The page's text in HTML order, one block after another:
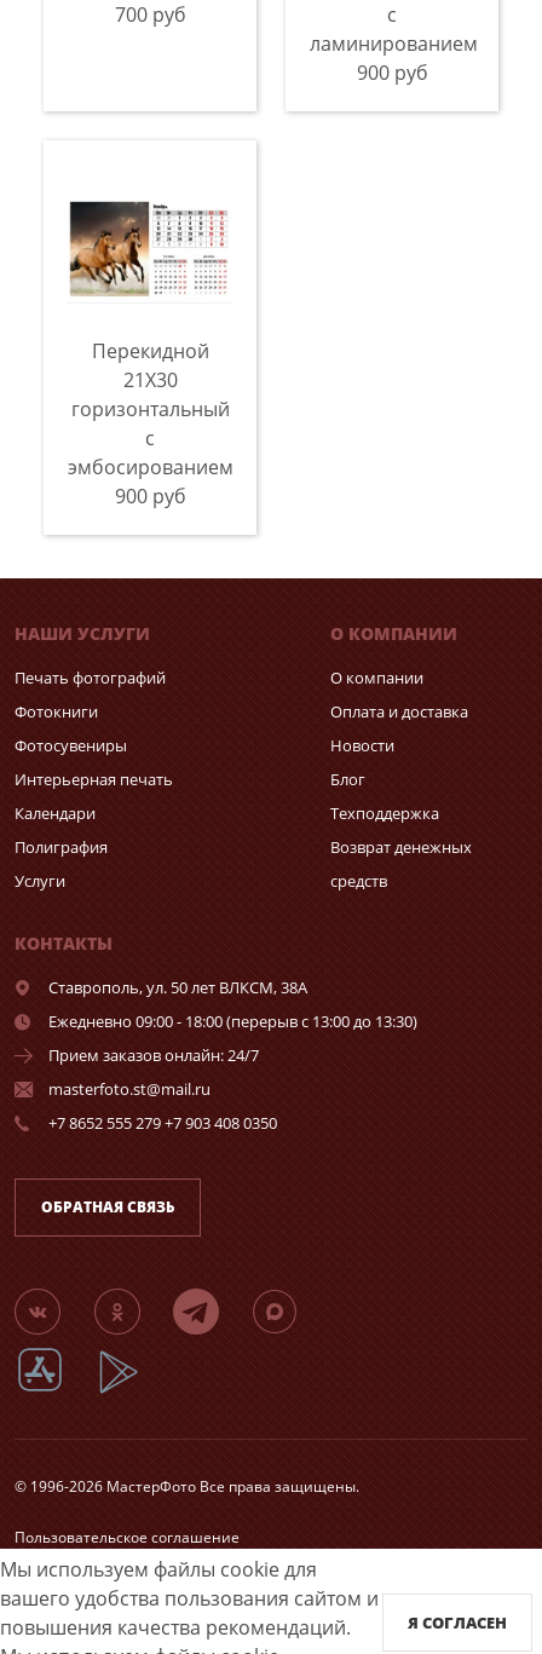
700 руб
с
ламинированием
900 руб
Перекидной
21X30
горизонтальный
с
эмбосированием
900 руб
Мы используем файлы cookie для
вашего удобства пользования сайтом и
повышения качества рекомендаций.
Я СОГЛАСЕН
НАШИ УСЛУГИ
Печать фотографий
Фотокниги
Фотосувениры
Интерьерная печать
Календари
Полиграфия
Услуги
О КОМПАНИИ
О компании
Оплата и доставка
Новости
Блог
Техподдержка
Возврат денежных
средств
КОНТАКТЫ
Ставрополь,ул. 50 лет ВЛКСМ, 38А
Ежедневно 09:00 - 18:00 (перерыв с 13:00 до 13:30)
Прием заказов онлайн: 24/7
masterfoto.st@mail.ru
+7 8652 555 279 +7 903 408 0350
ОБРАТНАЯ СВЯЗЬ
© 1996-2026 МастерФото Все права защищены.
Пользовательское соглашение
Согласие на обработку персональных данных
Карта сайта
Принимаем к оплате